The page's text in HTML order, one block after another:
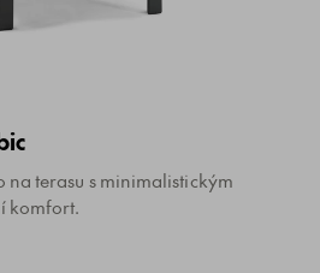
terasu s minimalistickým
komfort.